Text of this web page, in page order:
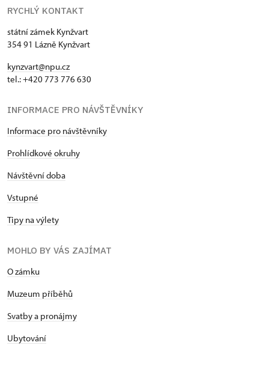
RYCHLÝ KONTAKT
státní zámek Kynžvart
354 91 Lázně Kynžvart
kynzvart@npu.cz
tel.: +420 773 776 630
INFORMACE PRO NÁVŠTĚVNÍKY
Informace pro návštěvníky
Prohlídkové okruhy
Návštěvní doba
Vstupné
Tipy na výlety
MOHLO BY VÁS ZAJÍMAT
O zámku
Muzeum příběhů
Svatby a pronájmy
Ubytování